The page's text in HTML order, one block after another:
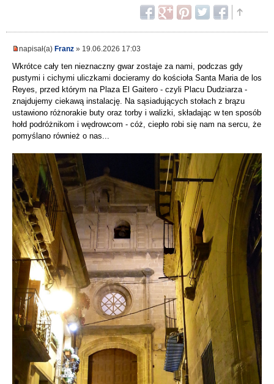
napisał(a) Franz » 19.06.2026 17:03
Wkrótce cały ten nieznaczny gwar zostaje za nami, podczas gdy
pustymi i cichymi uliczkami docieramy do kościoła Santa Maria de los
Reyes, przed którym na Plaza El Gaitero - czyli Placu Dudziarza -
znajdujemy ciekawą instalację. Na sąsiadujących stołach z brązu
ustawiono różnorakie buty oraz torby i walizki, składając w ten sposób
hołd podróżnikom i wędrowcom - cóż, ciepło robi się nam na sercu, że
pomyślano również o nas...